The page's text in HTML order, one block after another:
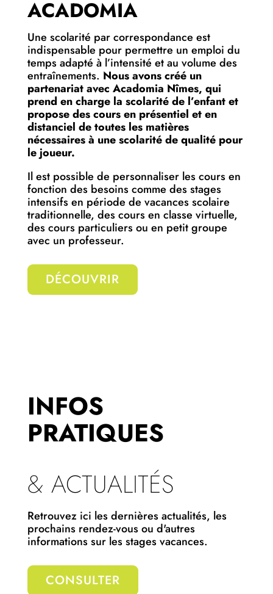
ACADOMIA
Une scolarité par correspondance est
indispensable pour permettre un emploi du
temps adapté à l’intensité et au volume des
entraînements. Nous avons créé un
partenariat avec Acadomia Nîmes, qui
prend en charge la scolarité de l’enfant et
propose des cours en présentiel et en
distanciel de toutes les matières
nécessaires à une scolarité de qualité pour
le joueur.
Il est possible de personnaliser les cours en
fonction des besoins comme des stages
intensifs en période de vacances scolaire
traditionnelle, des cours en classe virtuelle,
des cours particuliers ou en petit groupe
avec un professeur.
INFOS
PRATIQUES
& ACTUALITÉS
Retrouvez ici les dernières actualités, les
prochains rendez-vous ou d'autres
informations sur les stages vacances.